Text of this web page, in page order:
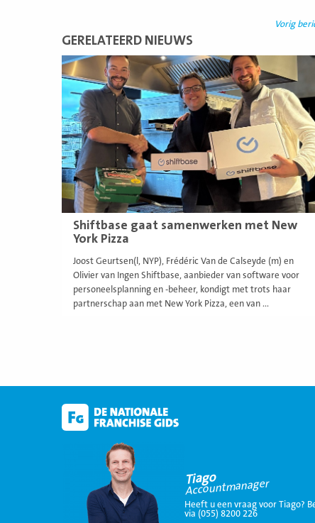
Vorig
GERELATEERD NIEUWS
Shiftbase gaat samenwerken met New
York Pizza
Joost Geurtsen(l, NYP), Frédéric Van de Calseyde (m) en
Olivier van Ingen Shiftbase, aanbieder van software voor
personeelsplanning en -beheer, kondigt met trots haar
partnerschap aan met New York Pizza, een van ...
Lees
meer
Tiago
Accountmanager
Heeft u een vraag voor Tiago?
via (055) 8200 226